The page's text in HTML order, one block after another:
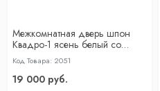
Межкомнатная дверь шпон
Квадро-1 ясень белый со
стеклом
Код Товара: 2051
19 000 руб.